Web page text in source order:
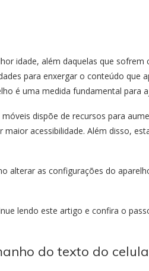
idade, além daquelas que
para enxergar o conteúdo que
é uma medida fundamental para
dispõe de recursos para
acessibilidade. Além disso,
alterar as configurações do
lendo este artigo e confira o
do texto do